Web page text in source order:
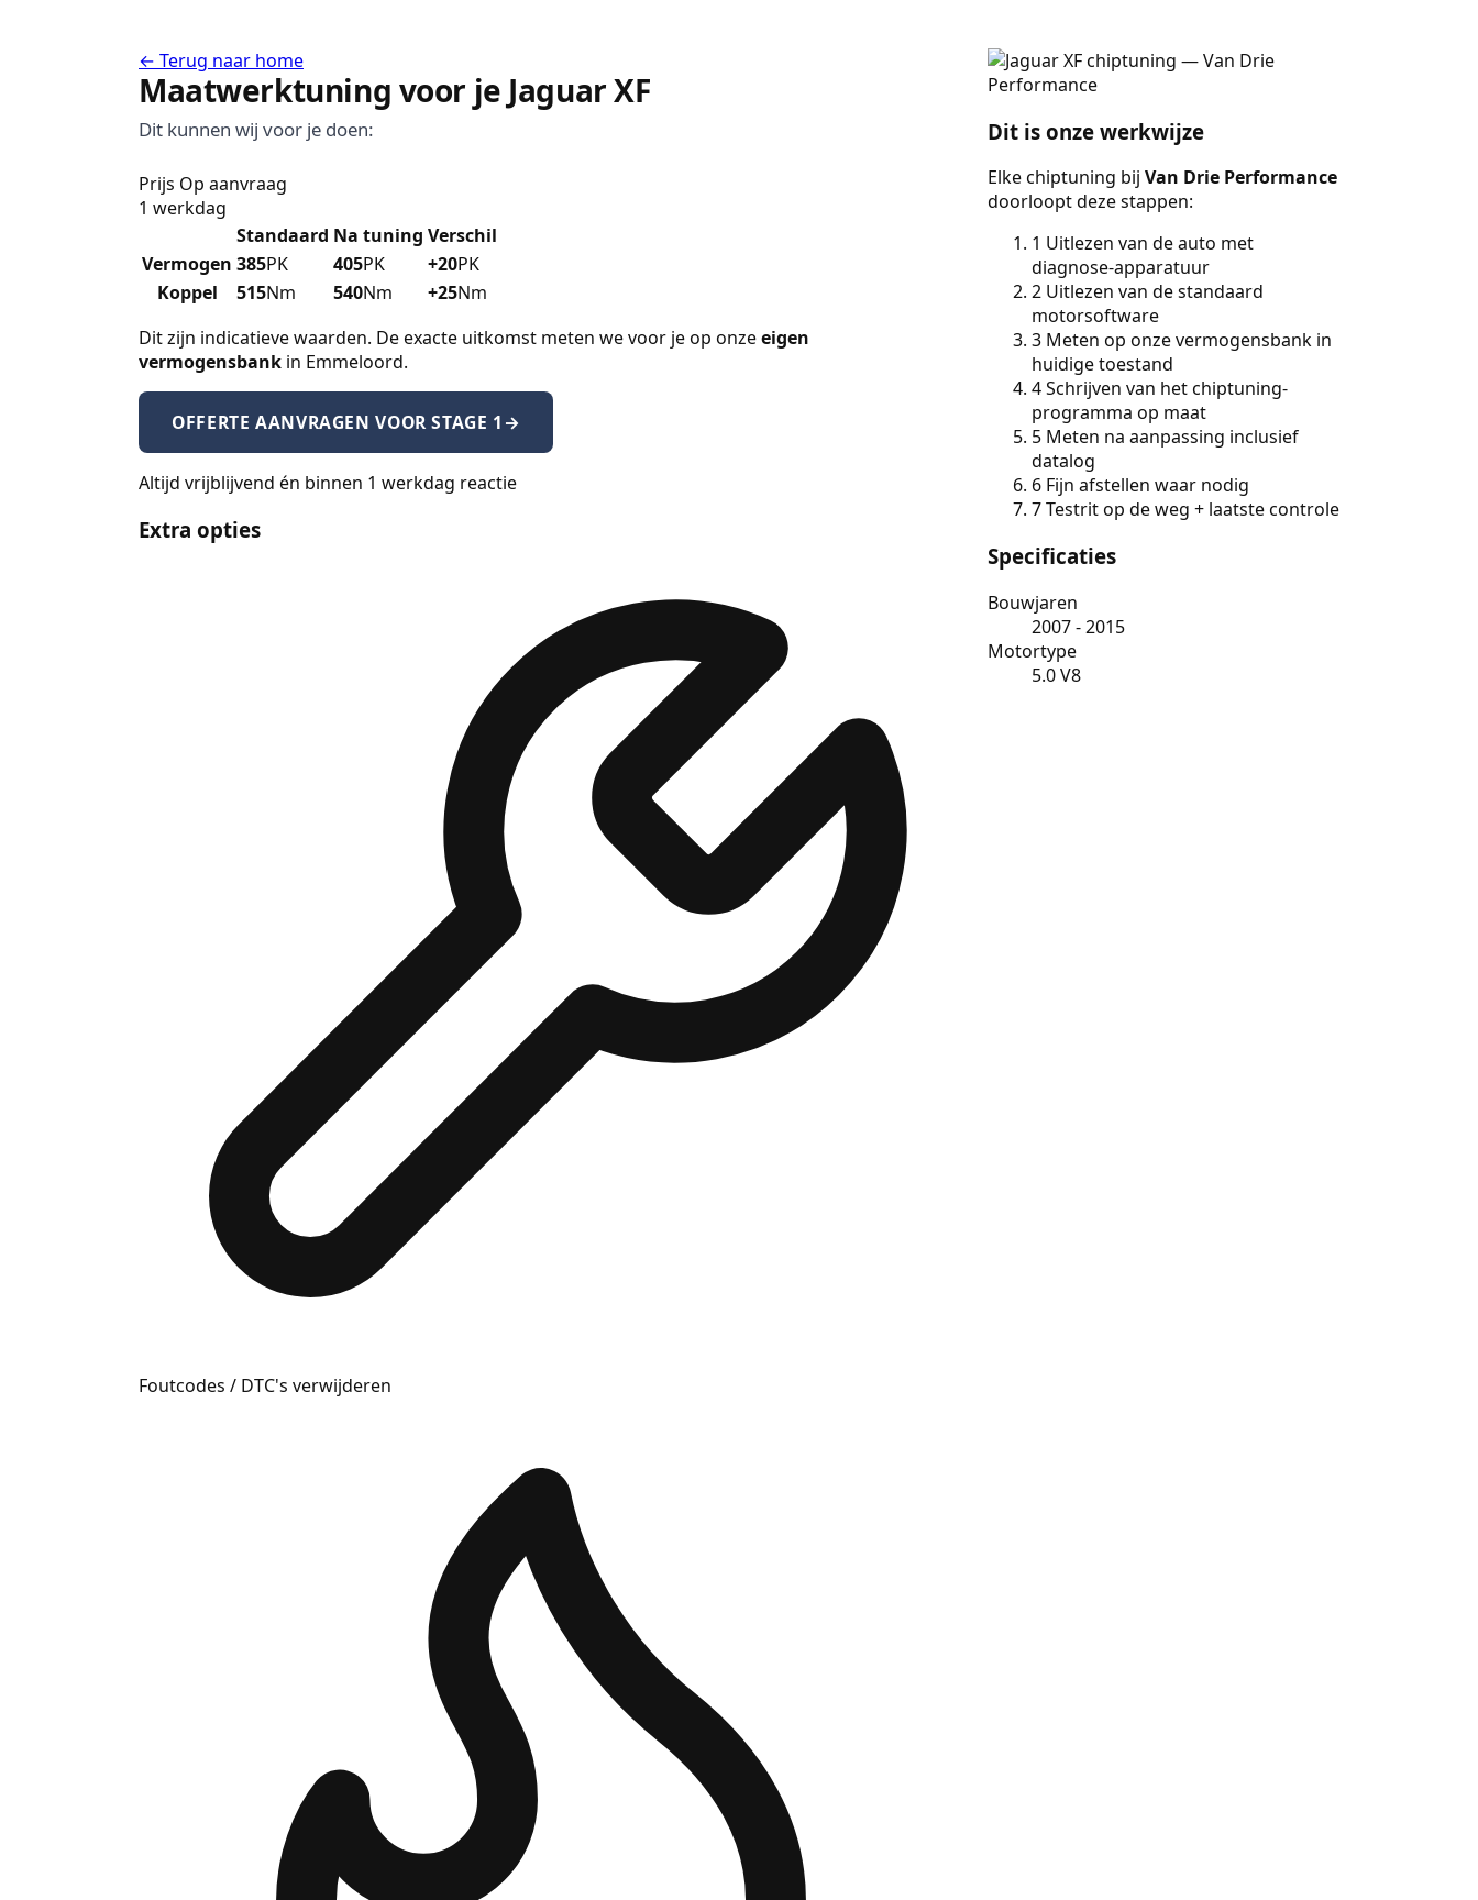
← Terug naar home
Maatwerktuning voor je Jaguar XF
Dit kunnen wij voor je doen:
Prijs Op aanvraag
1 werkdag
Standaard Na tuning Verschil
Vermogen 385PK 405PK +20PK
Koppel
515Nm 540Nm +25Nm
Dit zijn indicatieve waarden. De exacte uitkomst meten we voor je op onzeeigen
vermogensbank in Emmeloord.
OFFERTE AANVRAGEN VOOR STAGE 1 →
Altijd vrijblijvend én binnen 1 werkdag reactie
Extra opties
Foutcodes / DTC's verwijderen
Dit is onze werkwijze
Elke chiptuning bij Van Drie Performance
doorloopt deze stappen:
1 Uitlezen van de auto met
diagnose-apparatuur
2 Uitlezen van de standaard
motorsoftware
3 Meten op onze vermogensbank in
huidige toestand
4Schrijven van het chiptuning-
programma op maat
5 Meten na aanpassing inclusief
datalog
6 Fijn afstellen waar nodig
7Testrit op de weg + laatste controle
Specificaties
Bouwjaren
2007 - 2015
Motortype
5.0 V8